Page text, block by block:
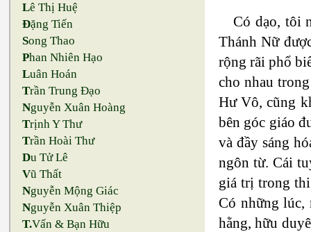
Lê Thị Huệ
Đặng Tiến
Song Thao
Phan Nhiên Hạo
Luân Hoán
Trần Trung Đạo
Nguyễn Xuân Hoàng
Trịnh Y Thư
Trần Hoài Thư
Du Tử Lê
Vũ Thất
Nguyễn Mộng Giác
Nguyễn Xuân Thiệp
T.Vấn & Bạn Hữu
Có dạo, tôi
Thánh Nữ
rộng rãi phổ
cho nhau
Hư Vô, cũng
bên góc giáo
và đầy sáng
ngôn từ. Cái
giá trị trong
Có những lúc,
hằng, hữu